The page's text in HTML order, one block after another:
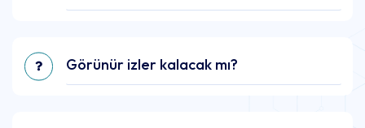
Görünür izler kalacak mı?